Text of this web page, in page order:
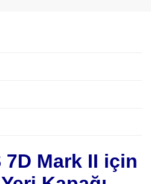
7D Mark II için